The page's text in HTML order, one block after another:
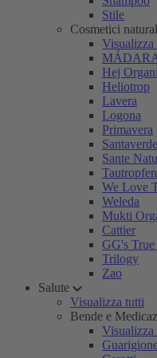
Stile
Cosmetici
Visualizza
Hej
Heliotrop
Lavera
Logona
Primavera
Santaverde
Sante
Tautropfen
We Love
Weleda
Mukti
Cattier
GG's
Trilogy
Zao
Salute
Visualizza tutti
Bende e
Visualizza